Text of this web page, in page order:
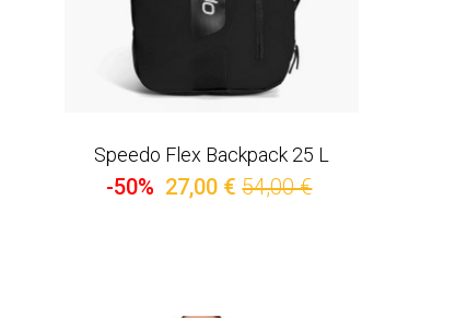
Speedo Flex Backpack 25 L
-50% 27,00 € 54,00 €